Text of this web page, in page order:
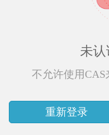
未认
不允许使用CAS